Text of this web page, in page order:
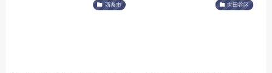
西条市 世田谷区